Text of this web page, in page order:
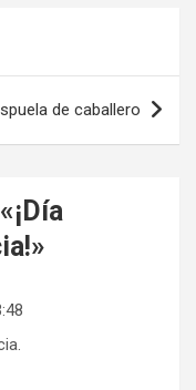
de caballero
¡Día
»